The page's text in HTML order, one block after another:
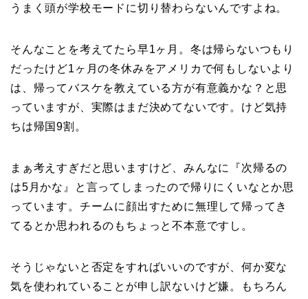
うまく頭が学校モードに切り替わらないんですよね。
そんなことを考えてたら早1ヶ月。冬は帰らないつもり
だったけど1ヶ月の冬休みをアメリカで何もしないより
は、帰ってバスケを教えている方が有意義かな？と思
っていますが、実際はまだ決めてないです。けど気持
ちは帰国9割。
まぁ考えすぎだと思いますけど、みんなに『次帰るの
は5月かな』と言ってしまったので帰りにくいなとか思
っています。チームに顔出すために無理して帰ってき
てるとか思われるのもちょっと不本意ですし。
そうじゃないと否定をすればいいのですが、何か変な
気を使われていることが申し訳ないけど嫌。もちろん